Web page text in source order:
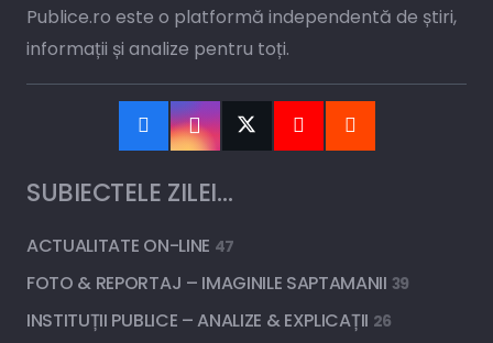
Publice.ro este o platformă independentă de știri,
informații și analize pentru toți.
SUBIECTELE ZILEI…
ACTUALITATE ON-LINE 47
FOTO & REPORTAJ – IMAGINILE SAPTAMANII 39
INSTITUȚII PUBLICE – ANALIZE & EXPLICAȚII 26